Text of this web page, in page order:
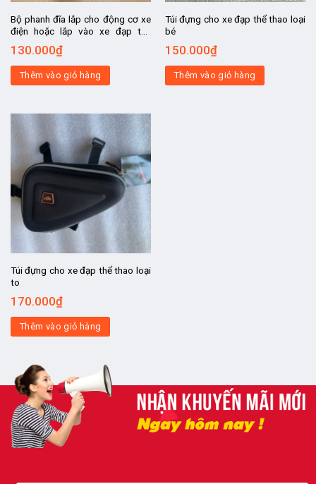
Bộ phanh đĩa lắp cho động cơ xe
điện hoặc lắp vào xe đạp thể
thao, gồm 1 đĩa phanh và 1 củ
phanh, chế xe đạp điện
130.000₫
Thêm vào giỏ hàng
Túi đựng cho xe đạp thể thao loại
bé
150.000₫
Thêm vào giỏ hàng
Túi đựng cho xe đạp thể thao loại
to
170.000₫
Thêm vào giỏ hàng